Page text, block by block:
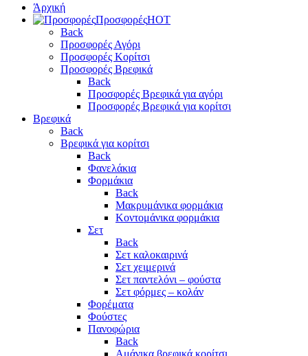
Άρχική
ΠροσφορέςHOT
Back
Προσφορές Αγόρι
Προσφορές Κορίτσι
Προσφορές Βρεφικά
Back
Προσφορές Βρεφικά για αγόρι
Προσφορές Βρεφικά για κορίτσι
Βρεφικά
Back
Βρεφικά για κορίτσι
Back
Φανελάκια
Φορμάκια
Back
Μακρυμάνικα φορμάκια
Κοντομάνικα φορμάκια
Σετ
Back
Σετ καλοκαιρινά
Σετ χειμερινά
Σετ παντελόνι – φούστα
Σετ φόρμες – κολάν
Φορέματα
Φούστες
Πανοφώρια
Back
Αμάνικα βρεφικά κορίτσι